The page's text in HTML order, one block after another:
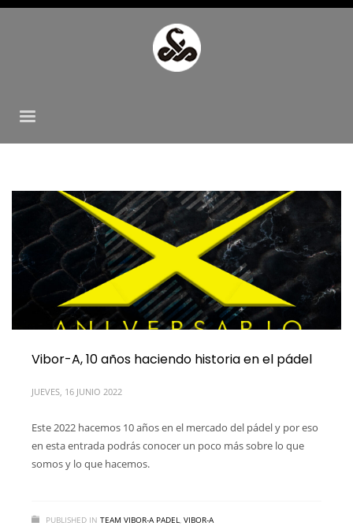
Vibor-A, 10 años haciendo historia en el pádel
JUEVES, 16 JUNIO 2022
Este 2022 hacemos 10 años en el mercado del pádel y por eso
en esta entrada podrás conocer un poco más sobre lo que
somos y lo que hacemos.
PUBLISHED IN TEAM VIBOR-A PADEL VIBOR-A